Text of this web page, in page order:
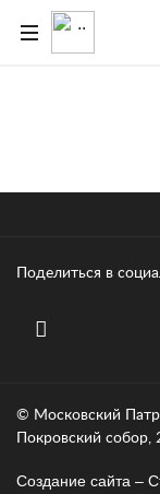
Поделиться в
© Московский
Покровский собор,
Создание сайта –